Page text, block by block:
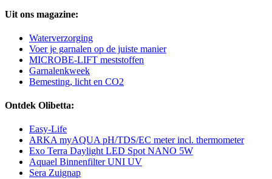
Uit ons magazine:
Waterverzorging
Voer je garnalen op de juiste manier
MICROBE-LIFT meststoffen
Garnalenkweek
Bemesting, licht en CO2
Ontdek Olibetta:
Easy-Life
ARKA myAQUA pH/TDS/EC meter incl. thermometer
Exo Terra Daylight LED Spot NANO 5W
Aquael Binnenfilter UNI UV
Sera Zuignap